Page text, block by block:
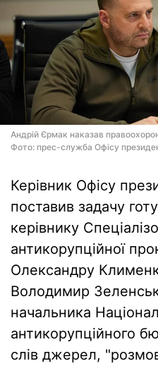
Андрій Єрмак наказав
Фото: прес-служба Офісу
Керівник Офісу
поставив задачу
керівнику
антикорупційної
Олександру
Володимир
начальника
антикорупційного
слів джерел,